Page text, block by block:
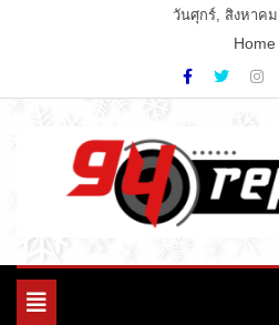
วันศุกร์, สิงหาคม
Home
94 Report.com
Variety News
Toggle